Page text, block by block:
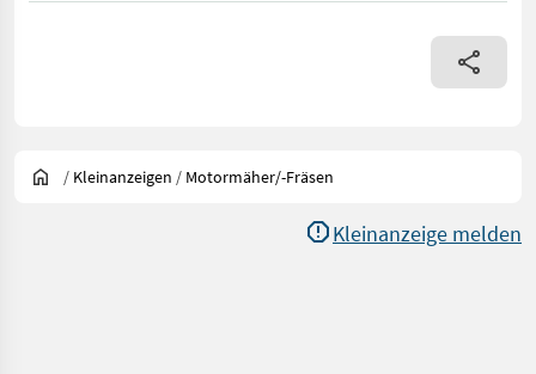
/ Kleinanzeigen / Motormäher/-Fräsen
Kleinanzeige melden